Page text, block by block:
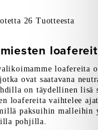
26 Tuotteesta
loafereita
ovat saatavana
on täydellinen lisä
loafereita vaihtelee
paksuihin malleihin
pohjilla.